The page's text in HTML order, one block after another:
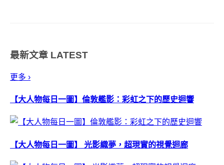
最新文章 LATEST
更多 ›
【大人物每日一圖】倫敦艦影：彩虹之下的歷史迴響
【大人物每日一圖】 光影織夢，超現實的視覺迴廊